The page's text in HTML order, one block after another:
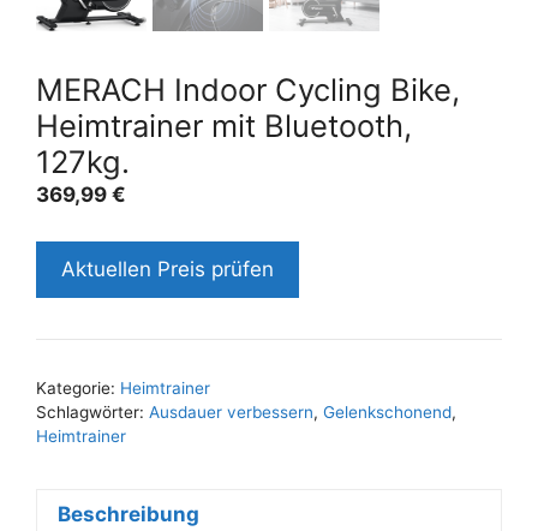
MERACH Indoor Cycling Bike,
Heimtrainer mit Bluetooth,
127kg.
369,99 €
Aktuellen Preis prüfen
Kategorie: Heimtrainer
Schlagwörter: Ausdauer verbessern, Gelenkschonend,
Heimtrainer
Beschreibung